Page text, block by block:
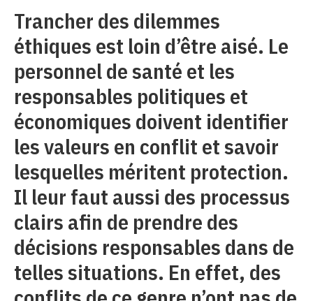
Trancher des dilemmes
éthiques est loin d’être aisé. Le
personnel de santé et les
responsables politiques et
économiques doivent identifier
les valeurs en conflit et savoir
lesquelles méritent protection.
Il leur faut aussi des processus
clairs afin de prendre des
décisions responsables dans de
telles situations. En effet, des